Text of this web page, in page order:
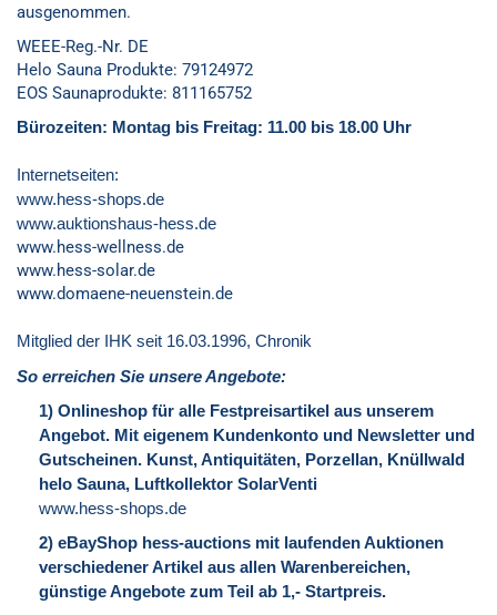
ausgenommen.
WEEE-Reg.-Nr. DE
Helo Sauna Produkte: 79124972
EOS Saunaprodukte: 811165752
Bürozeiten: Montag bis Freitag: 11.00 bis 18.00 Uhr
Internetseiten:
www.hess-shops.de
www.auktionshaus-hess.de
www.hess-wellness.de
www.hess-solar.de
www.domaene-neuenstein.de
Mitglied der IHK seit 16.03.1996, Chronik
So erreichen Sie unsere Angebote:
1) Onlineshop für alle Festpreisartikel aus unserem
Angebot. Mit eigenem Kundenkonto und Newsletter und
Gutscheinen. Kunst, Antiquitäten, Porzellan, Knüllwald
helo Sauna, Luftkollektor SolarVenti
www.hess-shops.de
2) eBayShop hess-auctions mit laufenden Auktionen
verschiedener Artikel aus allen Warenbereichen,
günstige Angebote zum Teil ab 1,- Startpreis.